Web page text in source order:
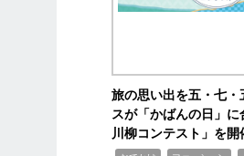
旅の思い出を五・七
スが「かばんの日」
川柳コンテスト」を開